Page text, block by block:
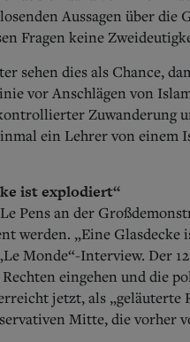
Aussagen über
Fragen keine
sehen dies als Chance,
vor Anschlägen von
Zuwanderung
ein Lehrer von einem
ist explodiert“
Pens an der
werden. „Eine
Monde“-Interview. Der
eingehen und die
jetzt, als „geläuterte
Mitte, die vorher